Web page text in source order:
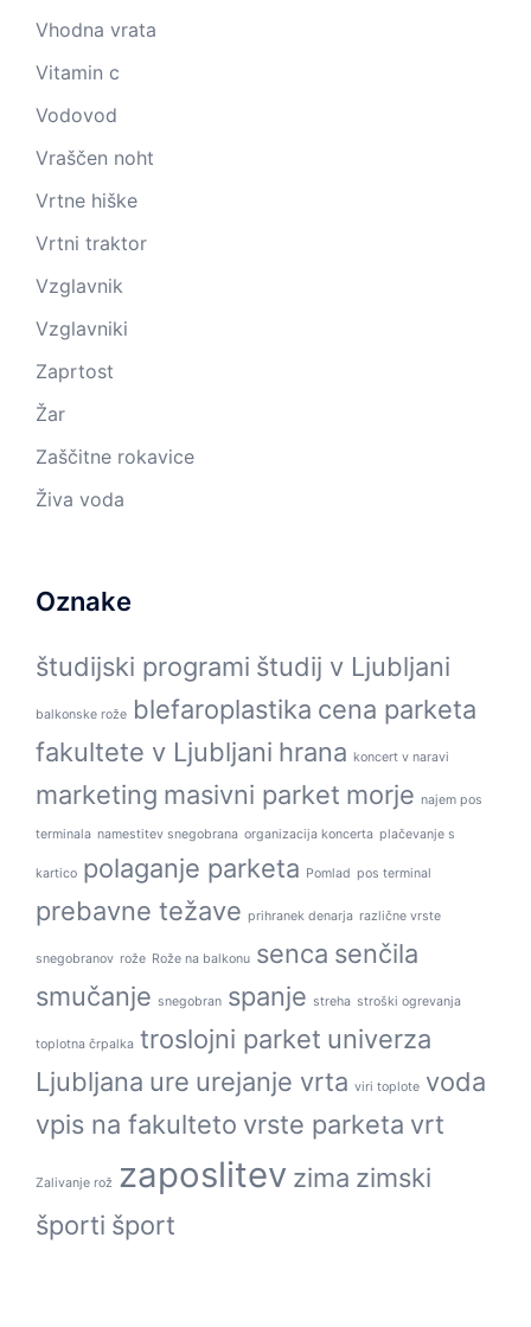
Vhodna vrata
Vitamin c
Vodovod
Vraščen noht
Vrtne hiške
Vrtni traktor
Vzglavnik
Vzglavniki
Zaprtost
Žar
Zaščitne rokavice
Živa voda
Oznake
študijski programi študij v Ljubljani
balkonske rože blefaroplastika cena parketa
fakultete v Ljubljani hrana koncert v naravi
marketing masivni parket morje najem pos
terminala namestitev snegobrana organizacija koncerta plačevanje s
kartico polaganje parketa Pomlad pos terminal
prebavne težave prihranek denarja različne vrste
snegobranov rože Rože na balkonu senca senčila
smučanje snegobran spanje streha stroški ogrevanja
toplotna črpalka troslojni parket univerza
Ljubljana ure urejanje vrta viri toplote voda
vpis na fakulteto vrste parketa vrt
Zalivanje rož zaposlitev zima zimski
športi šport